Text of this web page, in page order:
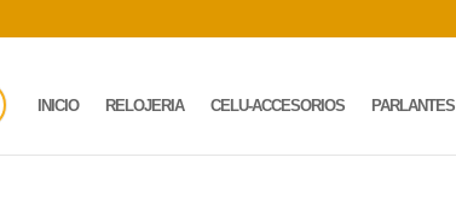
INICIO RELOJERIA CELU-ACCESORIOS PARLANTES